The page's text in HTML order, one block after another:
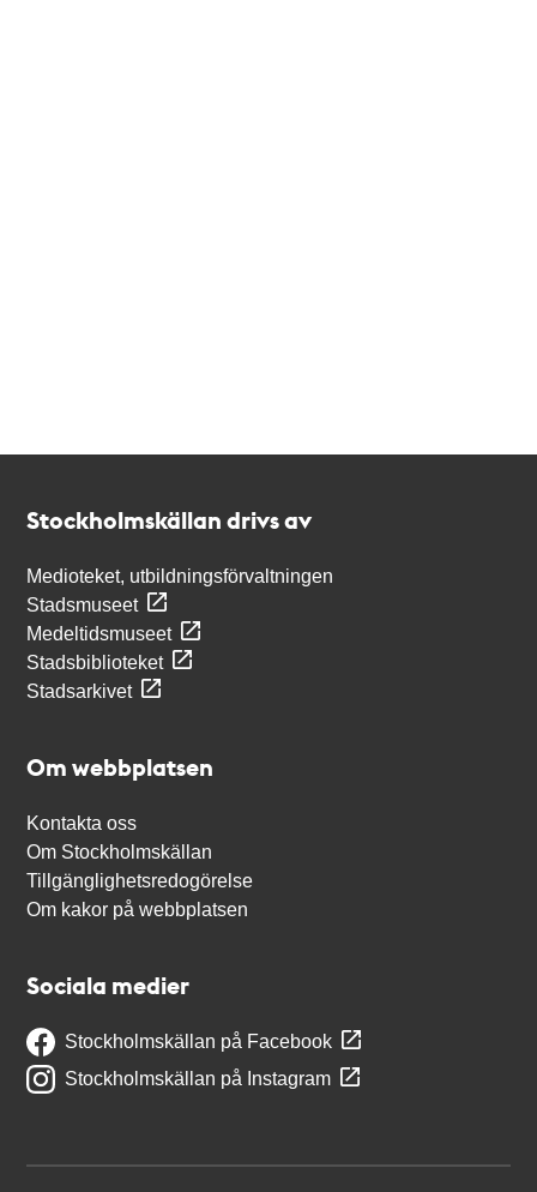
Stockholmskällan drivs av
Medioteket, utbildningsförvaltningen
Stadsmuseet
Medeltidsmuseet
Stadsbiblioteket
Stadsarkivet
Om webbplatsen
Kontakta oss
Om Stockholmskällan
Tillgänglighetsredogörelse
Om kakor på webbplatsen
Sociala medier
Stockholmskällan på Facebook
Stockholmskällan på Instagram